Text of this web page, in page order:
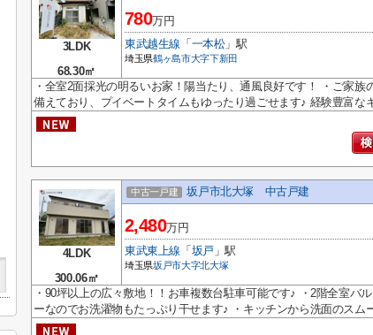
3LDK
68.30㎡
780万円
東武越生線 「 一本松」駅
埼玉県鶴ヶ島市大字下新田
・全室2面採光の明るいお家！陽当たり、通風良好です！ ・ご家
備えており、プイベートタイムもゆったり過ごせます♪ 経験豊富な
4LDK
300.06㎡
中古一戸建 坂戸市北大塚 中古戸建
2,480万円
東武東上線 「 坂戸 」駅
埼玉県坂戸市大字北大塚
・90坪以上の広々敷地！！お車複数台駐車可能です♪ ・2階全室バ
ーなのでお洗濯物もたっぷり干せます♪ ・キッチンから洗面のスム